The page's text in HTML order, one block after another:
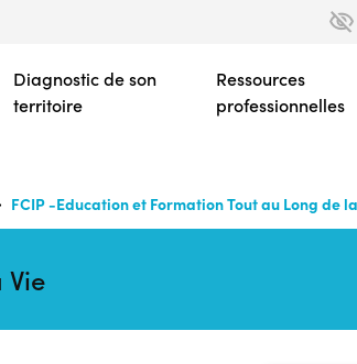
contenu
principal
Diagnostic de son
territoire
Ressources
professionnelles
FCIP -Education et Formation Tout au Long de